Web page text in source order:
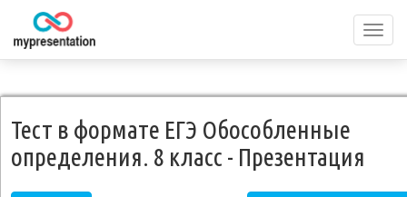
меню
Тест в формате ЕГЭ Обособленные
определения. 8 класс - Презентация